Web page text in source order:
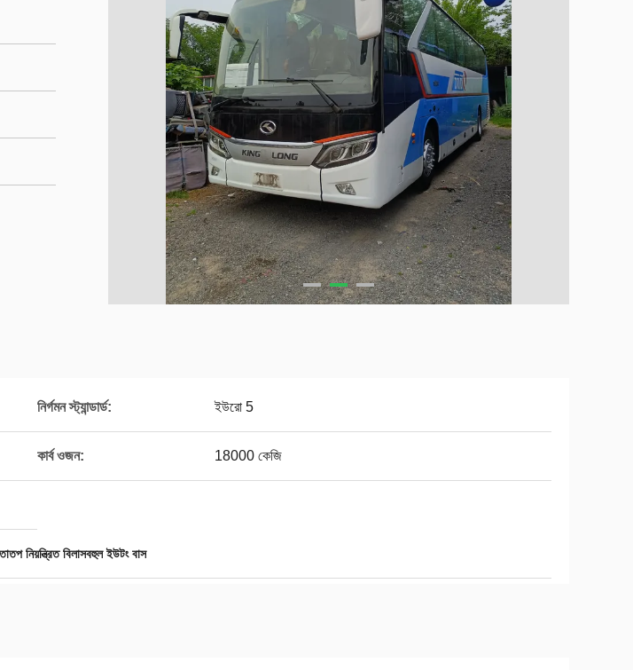
নির্গমন স্ট্যান্ডার্ড: ইউরো 5
কার্ব ওজন: 18000 কেজি
নিয়ন্ত্রিত বিলাসবহুল ইউটং বাস